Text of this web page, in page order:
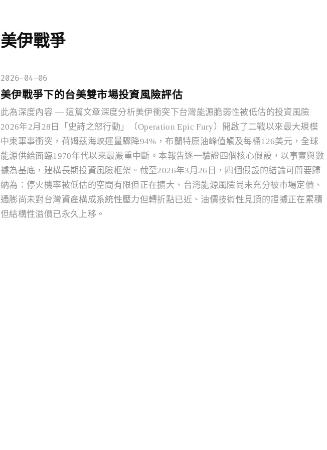
美伊戰爭
2026-04-06
美伊戰爭下的台美雙市場投資風險評估
此為深度內容 — 這篇文章深度分析美伊衝突下台灣能源脆弱性被低估的投資風險
2026年2月28日「史詩之怒行動」（Operation Epic Fury）開啟了二戰以來最大規模
中東軍事衝突，荷姆茲海峽運量驟降94%，布蘭特原油峰值觸及每桶126美元，全球
能源供給面臨1970年代以來最嚴重中斷。本報告逐一驗證四個核心假設，以事實與數
據為基底，建構長期投資風險框架。截至2026年3月26日，四個假設的結論可簡要歸
納為：停火機率被低估的空間有限但正在擴大、台灣能源風險尚未充分被市場定價、
通膨尚未對台灣資產構成系統性壓力但轉折點已近、油價技術性見頂的證據正在累積
但結構性溢價已永久上移。